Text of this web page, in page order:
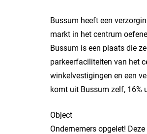
Bussum heeft een
markt in het centrum
Bussum is een plaats die
parkeerfaciliteiten van het
winkelvestigingen en een
komt uit Bussum zelf, 16%
Object
Ondernemers opgelet!